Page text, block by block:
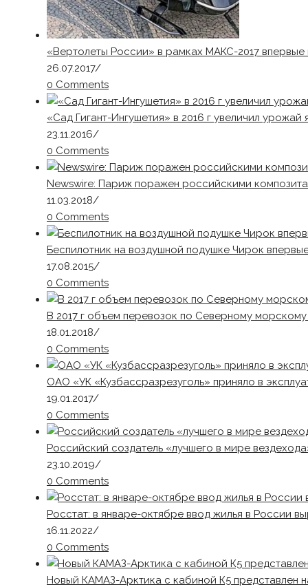
«Вертолеты России» в рамках МАКС-2017 впервые
26.07.2017/
0 Comments
«Сад Гигант-Ингушетия» в 2016 г увеличил урожай
23.11.2016/
0 Comments
Newswire: Париж поражен российскими
11.03.2018/
0 Comments
Беспилотник на воздушной подушке Чирок
17.08.2015/
0 Comments
В 2017 г объем перевозок по Северному морскому
18.01.2018/
0 Comments
ОАО «УК «Кузбассразрезуголь» приняло в
19.01.2017/
0 Comments
Российский создатель «лучшего в мире
23.10.2019/
0 Comments
Росстат: в январе-октябре ввод жилья в России
16.11.2022/
0 Comments
Новый КАМАЗ-Арктика с кабиной К5 представлен